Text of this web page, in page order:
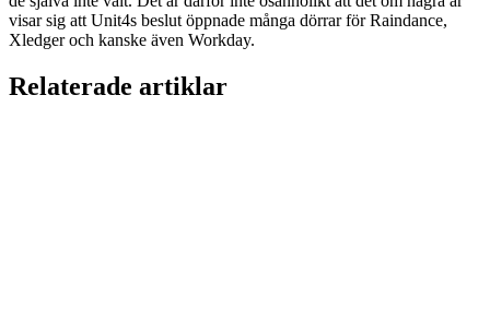
visar sig att Unit4s beslut öppnade många dörrar för Raindance,
Xledger och kanske även Workday.
Relaterade artiklar